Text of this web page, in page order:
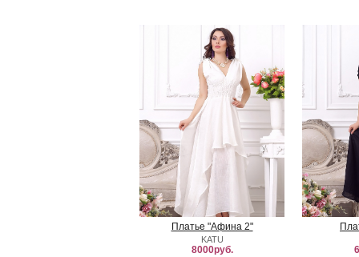
Платье "Афина 2"
KATU
8000руб.